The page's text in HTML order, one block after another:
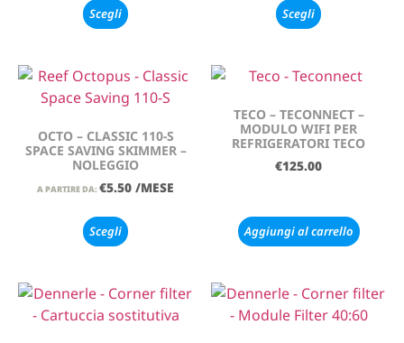
Scegli Scegli
OCTO – CLASSIC 110-S
SPACE SAVING SKIMMER –
NOLEGGIO
A PARTIRE DA: €5.50 /MESE
Scegli
TECO – TECONNECT –
MODULO WIFI PER
REFRIGERATORI TECO
€125.00
Aggiungi al carrello